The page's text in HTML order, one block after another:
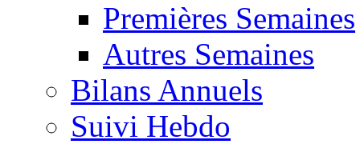
Premières Semaines
Autres Semaines
Bilans Annuels
Suivi Hebdo